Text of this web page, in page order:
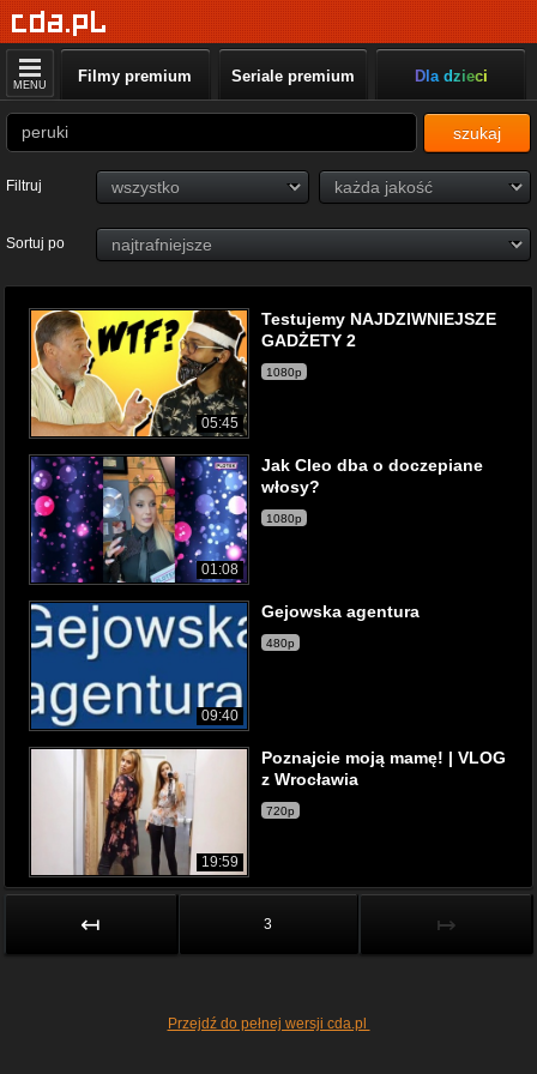
MENU Filmy premium Seriale premium Dla dzieci
szukaj
Filtruj
Sortuj po
05:45
Testujemy NAJDZIWNIEJSZE
GADŻETY 2
1080p
01:08
Jak Cleo dba o doczepiane
włosy?
1080p
09:40
Gejowska agentura
480p
19:59
Poznajcie moją mamę! | VLOG
z Wrocławia
720p
↤ 3 ↦
Przejdź do pełnej wersji cda.pl